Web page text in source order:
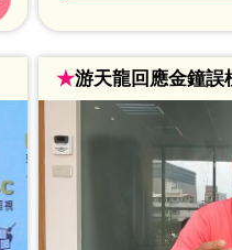
清「不是報導所說
點。
★游天龍回應金鐘